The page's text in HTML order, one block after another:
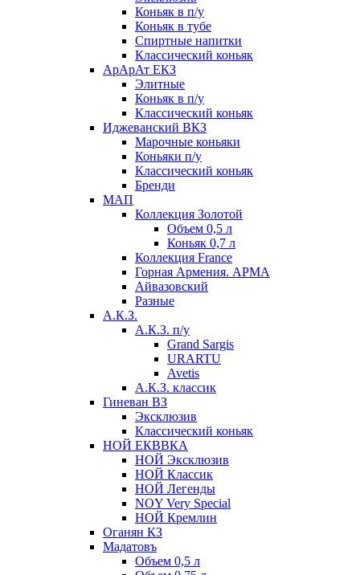
Коньяк в п/у
Коньяк в тубе
Спиртные напитки
Классический коньяк
АрАрАт ЕКЗ
Элитные
Коньяк в п/у
Классический коньяк
Иджеванский ВКЗ
Марочные коньяки
Коньяки п/у
Классический коньяк
Бренди
МАП
Коллекция Золотой
Объем 0,5 л
Коньяк 0,7 л
Коллекция France
Горная Армения. АРМА
Айвазовский
Разные
А.К.З.
А.К.З. п/у
Grand Sargis
URARTU
Avetis
А.К.З. классик
Гиневан ВЗ
Эксклюзив
Классический коньяк
НОЙ ЕКВВКА
НОЙ Эксклюзив
НОЙ Классик
НОЙ Легенды
NOY Very Speсial
НОЙ Кремлин
Оганян КЗ
Мадатовъ
Объем 0,5 л